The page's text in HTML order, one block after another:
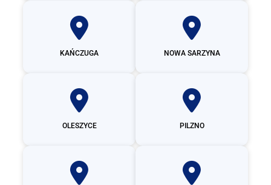
KAŃCZUGA NOWA SARZYNA
OLESZYCE PILZNO